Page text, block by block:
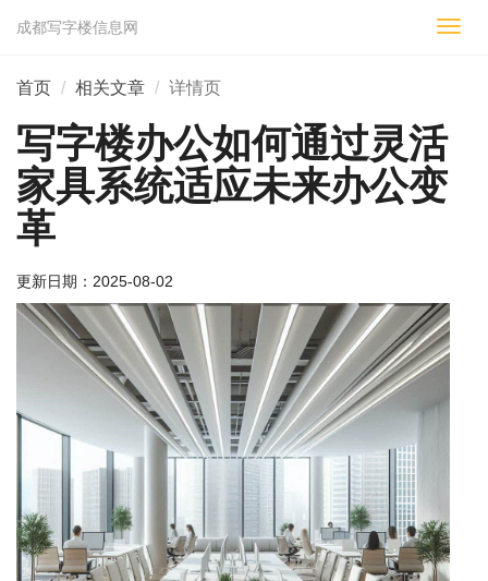
切
成都写字楼信息网
首页 相关文章 详情页
写字楼办公如何通过灵活
家具系统适应未来办公变
革
更新日期： 2025-08-02